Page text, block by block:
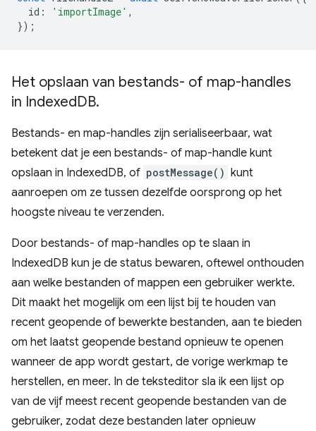
id : 'importImage' ,
});
Het opslaan van bestands- of map-handles
in IndexedDB.
Bestands- en map-handles zijn serialiseerbaar, wat
betekent dat je een bestands- of map-handle kunt
opslaan in IndexedDB, of postMessage() kunt
aanroepen om ze tussen dezelfde oorsprong op het
hoogste niveau te verzenden.
Door bestands- of map-handles op te slaan in
IndexedDB kun je de status bewaren, oftewel onthouden
aan welke bestanden of mappen een gebruiker werkte.
Dit maakt het mogelijk om een ​​lijst bij te houden van
recent geopende of bewerkte bestanden, aan te bieden
om het laatst geopende bestand opnieuw te openen
wanneer de app wordt gestart, de vorige werkmap te
herstellen, en meer. In de teksteditor sla ik een lijst op
van de vijf meest recent geopende bestanden van de
gebruiker, zodat deze bestanden later opnieuw